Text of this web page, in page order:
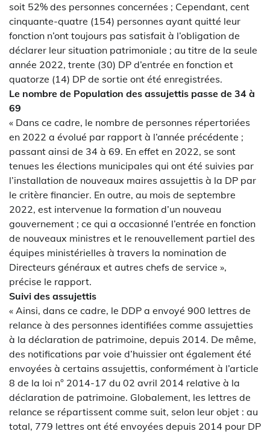
soit 52% des personnes concernées ; Cependant, cent
cinquante-quatre (154) personnes ayant quitté leur
fonction n’ont toujours pas satisfait à l’obligation de
déclarer leur situation patrimoniale ; au titre de la seule
année 2022, trente (30) DP d’entrée en fonction et
quatorze (14) DP de sortie ont été enregistrées.
Le nombre de Population des assujettis passe de 34 à
69
« Dans ce cadre, le nombre de personnes répertoriées
en 2022 a évolué par rapport à l’année précédente ;
passant ainsi de 34 à 69. En effet en 2022, se sont
tenues les élections municipales qui ont été suivies par
l’installation de nouveaux maires assujettis à la DP par
le critère financier. En outre, au mois de septembre
2022, est intervenue la formation d’un nouveau
gouvernement ; ce qui a occasionné l’entrée en fonction
de nouveaux ministres et le renouvellement partiel des
équipes ministérielles à travers la nomination de
Directeurs généraux et autres chefs de service »,
précise le rapport.
Suivi des assujettis
« Ainsi, dans ce cadre, le DDP a envoyé 900 lettres de
relance à des personnes identifiées comme assujetties
à la déclaration de patrimoine, depuis 2014. De même,
des notifications par voie d’huissier ont également été
envoyées à certains assujettis, conformément à l’article
8 de la loi n° 2014-17 du 02 avril 2014 relative à la
déclaration de patrimoine. Globalement, les lettres de
relance se répartissent comme suit, selon leur objet : au
total, 779 lettres ont été envoyées depuis 2014 pour DP